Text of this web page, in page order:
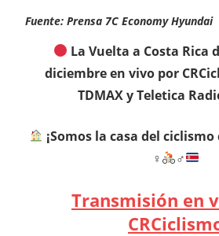
Fuente: Prensa 7C Economy Hyundai
La Vuelta a Costa Rica
diciembre en vivo por
TDMAX y Teletica
¡Somos la casa del
‍♀
‍♂
Transmisión en